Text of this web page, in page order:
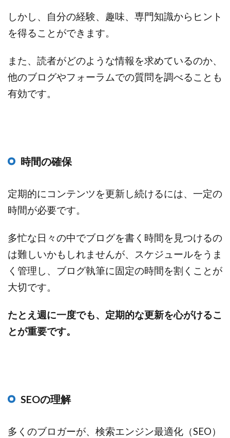
しかし、自分の経験、趣味、専門知識からヒント
を得ることができます。
また、読者がどのような情報を求めているのか、
他のブログやフォーラムでの質問を調べることも
有効です。
時間の確保
定期的にコンテンツを更新し続けるには、一定の
時間が必要です。
多忙な日々の中でブログを書く時間を見つけるの
は難しいかもしれませんが、スケジュールをうま
く管理し、ブログ執筆に固定の時間を割くことが
大切です。
たとえ週に一度でも、定期的な更新を心がけるこ
とが重要です。
SEOの理解
多くのブロガーが、検索エンジン最適化（SEO）